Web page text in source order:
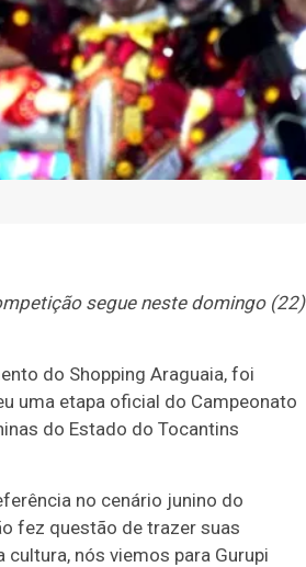
segue neste domingo (22)
do Shopping Araguaia, foi
uma etapa oficial do Campeonato
do Estado do Tocantins
no cenário junino do
fez questão de trazer suas
nós viemos para Gurupi